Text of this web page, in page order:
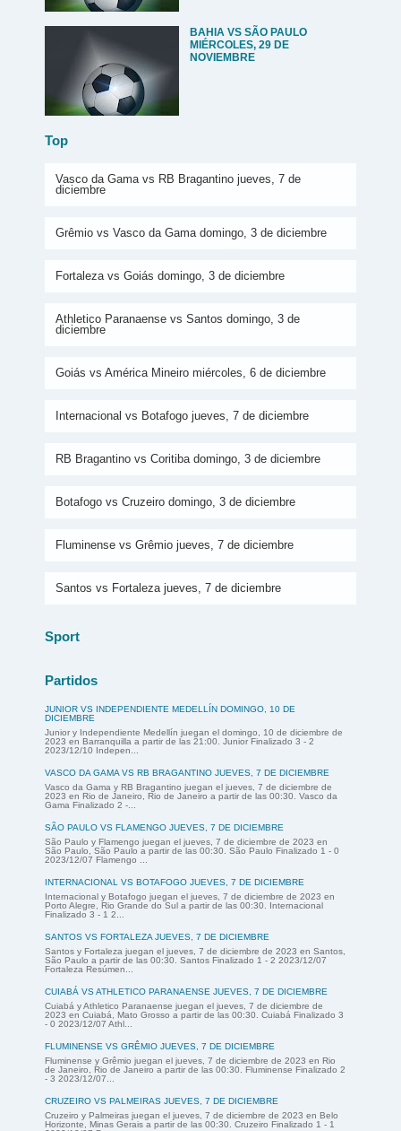
BAHIA VS SÃO PAULO
MIÉRCOLES, 29 DE
NOVIEMBRE
Top
Vasco da Gama vs RB Bragantino jueves, 7 de
diciembre
Grêmio vs Vasco da Gama domingo, 3 de diciembre
Fortaleza vs Goiás domingo, 3 de diciembre
Athletico Paranaense vs Santos domingo, 3 de
diciembre
Goiás vs América Mineiro miércoles, 6 de diciembre
Internacional vs Botafogo jueves, 7 de diciembre
RB Bragantino vs Coritiba domingo, 3 de diciembre
Botafogo vs Cruzeiro domingo, 3 de diciembre
Fluminense vs Grêmio jueves, 7 de diciembre
Santos vs Fortaleza jueves, 7 de diciembre
Sport
Partidos
JUNIOR VS INDEPENDIENTE MEDELLÍN DOMINGO, 10 DE
DICIEMBRE
Junior y Independiente Medellín juegan el domingo, 10 de diciembre de
2023 en Barranquilla a partir de las 21:00. Junior Finalizado 3 - 2
2023/12/10 Indepen...
VASCO DA GAMA VS RB BRAGANTINO JUEVES, 7 DE DICIEMBRE
Vasco da Gama y RB Bragantino juegan el jueves, 7 de diciembre de
2023 en Rio de Janeiro, Rio de Janeiro a partir de las 00:30. Vasco da
Gama Finalizado 2 -...
SÃO PAULO VS FLAMENGO JUEVES, 7 DE DICIEMBRE
São Paulo y Flamengo juegan el jueves, 7 de diciembre de 2023 en
São Paulo, São Paulo a partir de las 00:30. São Paulo Finalizado 1 - 0
2023/12/07 Flamengo ...
INTERNACIONAL VS BOTAFOGO JUEVES, 7 DE DICIEMBRE
Internacional y Botafogo juegan el jueves, 7 de diciembre de 2023 en
Porto Alegre, Rio Grande do Sul a partir de las 00:30. Internacional
Finalizado 3 - 1 2...
SANTOS VS FORTALEZA JUEVES, 7 DE DICIEMBRE
Santos y Fortaleza juegan el jueves, 7 de diciembre de 2023 en Santos,
São Paulo a partir de las 00:30. Santos Finalizado 1 - 2 2023/12/07
Fortaleza Resúmen...
CUIABÁ VS ATHLETICO PARANAENSE JUEVES, 7 DE DICIEMBRE
Cuiabá y Athletico Paranaense juegan el jueves, 7 de diciembre de
2023 en Cuiabá, Mato Grosso a partir de las 00:30. Cuiabá Finalizado 3
- 0 2023/12/07 Athl...
FLUMINENSE VS GRÊMIO JUEVES, 7 DE DICIEMBRE
Fluminense y Grêmio juegan el jueves, 7 de diciembre de 2023 en Rio
de Janeiro, Rio de Janeiro a partir de las 00:30. Fluminense Finalizado 2
- 3 2023/12/07...
CRUZEIRO VS PALMEIRAS JUEVES, 7 DE DICIEMBRE
Cruzeiro y Palmeiras juegan el jueves, 7 de diciembre de 2023 en Belo
Horizonte, Minas Gerais a partir de las 00:30. Cruzeiro Finalizado 1 - 1